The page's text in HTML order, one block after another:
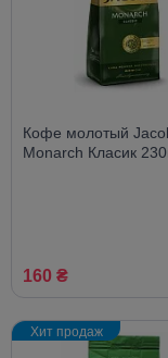
Кофе молотый
Monarch Класик
160 ₴
Хит продаж